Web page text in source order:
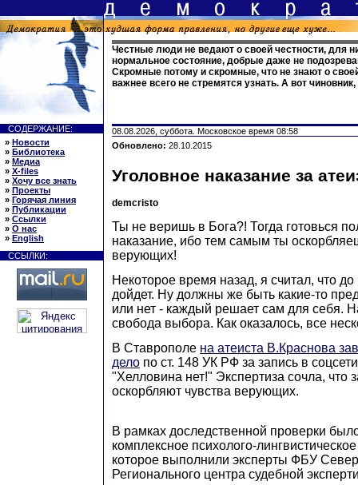
Честные люди не ведают о своей честности, для
нормальное состояние, добрые даже не
Скромные потому и скромные, что не знают о
важнее всего не стремятся узнать. А вот
СОДЕРЖАНИЕ:
» Новости
» Библиотека
» Медиа
» X-files
» Хочу все знать
» Проекты
» Горячая линия
» Публикации
» Ссылки
» О нас
» English
ССЫЛКИ:
08.08.2026, суббота. Московское время 08:58
Обновлено: 28.10.2015
Уголовное наказание за
demcristo
Ты не веришь в Бога?! Тогда готовься
наказание, ибо тем самым ты
верующих!
Некоторое время назад, я считал, что
дойдет. Ну должны же быть какие-то
или нет - каждый решает сам для себя.
свобода выбора. Как оказалось, все
В Ставрополе на атеиста В.Краснова
дело по ст. 148 УК РФ за запись в
"Хелловина нет!" Экспертиза сочла, что
оскорбляют чувства верующих.
В рамках доследственной проверки
комплексное психолого-
которое выполнили эксперты ФБУ
Регионального центра судебной